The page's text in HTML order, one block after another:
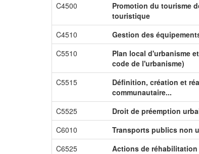
C4500
Promotion du tourisme
touristique
C4510 Gestion des
C5510
Plan local d'urbanisme
code de l'urbanisme)
C5515
Définition, création et
communautaire...
C5525 Droit de préemption
C6010 Transports publics non
C6525 Actions de